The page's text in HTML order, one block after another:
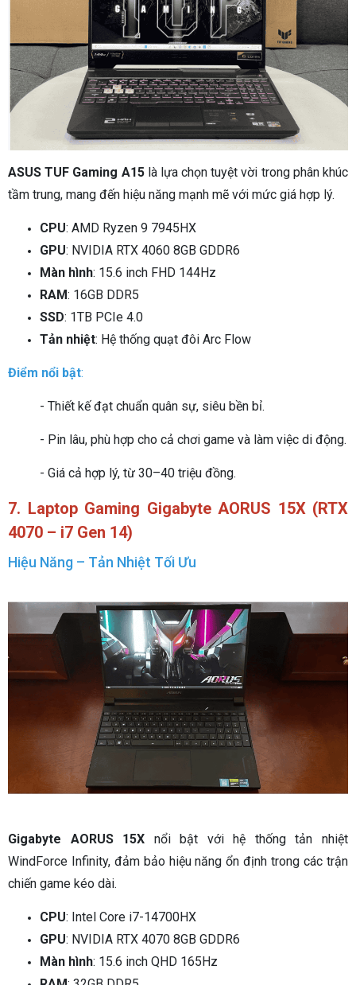
ASUS TUF Gaming A15là lựa chọn tuyệt vời trong phân khúc
tầm trung, mang đến hiệu năng mạnh mẽ với mức giá hợp lý.
CPU: AMD Ryzen 9 7945HX
GPU: NVIDIA RTX 4060 8GB GDDR6
Màn hình: 15.6 inch FHD 144Hz
RAM: 16GB DDR5
SSD: 1TB PCIe 4.0
Tản nhiệt: Hệ thống quạt đôi Arc Flow
Điểm nổi bật:
- Thiết kế đạt chuẩn quân sự, siêu bền bỉ.
- Pin lâu, phù hợp cho cả chơi game và làm việc di động.
- Giá cả hợp lý, từ 30–40 triệu đồng.
7. Laptop Gaming Gigabyte AORUS 15X (RTX
4070 – i7 Gen 14)
Hiệu Năng – Tản Nhiệt Tối Ưu
Gigabyte AORUS 15X nổi bật với hệ thống tản nhiệt
WindForce Infinity, đảm bảo hiệu năng ổn định trong các trận
chiến game kéo dài.
CPU: Intel Core i7-14700HX
GPU: NVIDIA RTX 4070 8GB GDDR6
Màn hình: 15.6 inch QHD 165Hz